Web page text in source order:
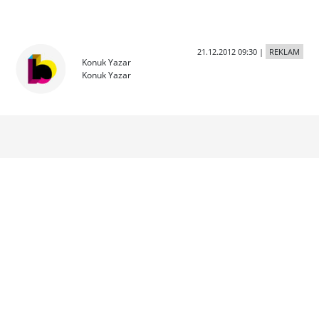
Konuk Yazar
Konuk Yazar
21.12.2012 09:30| REKLAM